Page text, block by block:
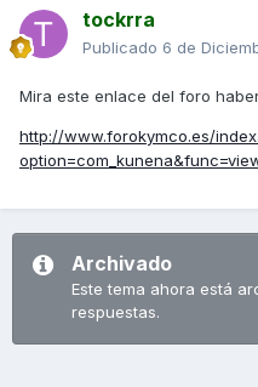
tockrra
Publicado 6 de
Mira este enlace del foro
http://www.forokymco.es/
Archivado
Este tema ahora está
respuestas.